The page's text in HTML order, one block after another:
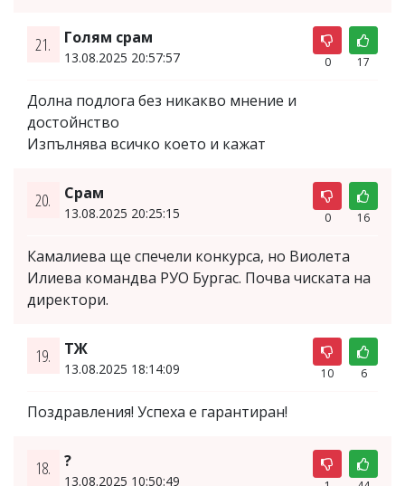
21. Голям срам
13.08.2025 20:57:57 0 17
Долна подлога без никакво мнение и
достойнство
Изпълнява всичко което и кажат
20. Срам
13.08.2025 20:25:15 0 16
Камалиева ще спечели конкурса, но Виолета
Илиева командва РУО Бургас. Почва чиската на
директори.
19. ТЖ
13.08.2025 18:14:09 10 6
Поздравления! Успеха е гарантиран!
18. ?
13.08.2025 10:50:49